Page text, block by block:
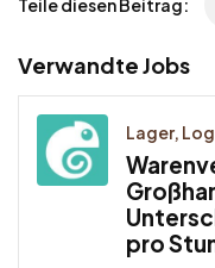
Verwandte Jobs
Lager,
pro